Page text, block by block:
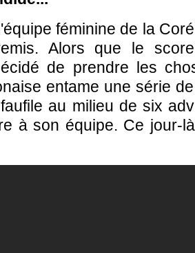
féminine de la
Alors que le
de prendre les
entame une série
au milieu de six
à son équipe. Ce jour-